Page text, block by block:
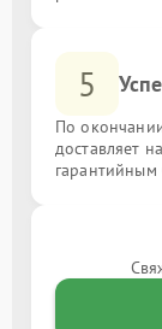
5
По
доставляет